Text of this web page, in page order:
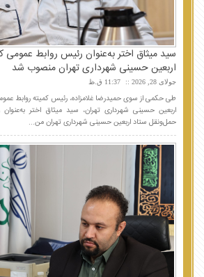
سید میثاق اختر به‌عنوان رئیس روابط عمومی
اربعین حسینی شهرداری تهران منصوب شد
جولای 28, 2026 11:37 ق.ظ
طی حکمی از سوی حمیدرضا غلامزاده، رئیس کمیته روابط
اربعین حسینی شهرداری تهران، سید میثاق اختر
حمل‌ونقل ستاد اربعین حسینی شهرداری تهران من...